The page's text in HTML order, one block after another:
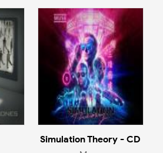
Simulation Theory - CD